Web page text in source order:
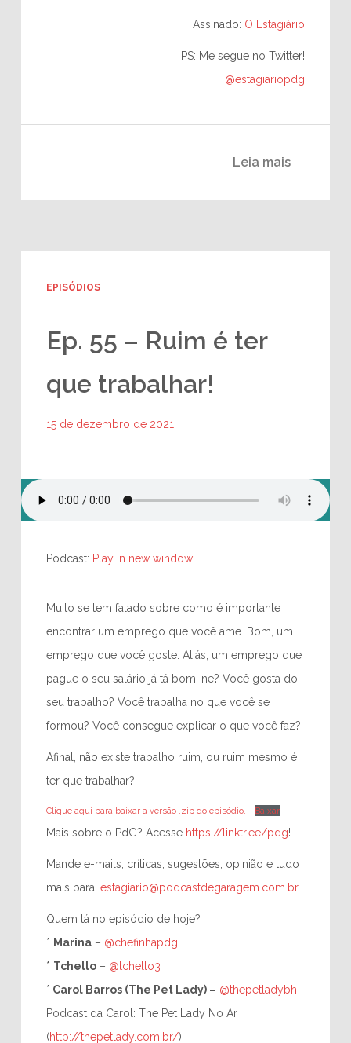
Assinado: O Estagiário
PS: Me segue no Twitter!
@estagiariopdg
Leia mais
EPISÓDIOS
Ep. 55 – Ruim é ter
que trabalhar!
15 de dezembro de 2021
Podcast: Play in new window
Muito se tem falado sobre como é importante
encontrar um emprego que você ame. Bom, um
emprego que você goste. Aliás, um emprego que
pague o seu salário já tá bom, ne? Você gosta do
seu trabalho? Você trabalha no que você se
formou? Você consegue explicar o que você faz?
Afinal, não existe trabalho ruim, ou ruim mesmo é
ter que trabalhar?
Clique aqui para baixar a versão .zip do episódio. Baixar
Mais sobre o PdG? Acesse https://linktr.ee/pdg!
Mande e-mails, críticas, sugestões, opinião e tudo
mais para: estagiario@podcastdegaragem.com.br
Quem tá no episódio de hoje?
* Marina– @chefinhapdg
* Tchello– @tchello3
* Carol Barros (The Pet Lady) – @thepetladybh
Podcast da Carol: The Pet Lady No Ar
(http://thepetlady.com.br/)